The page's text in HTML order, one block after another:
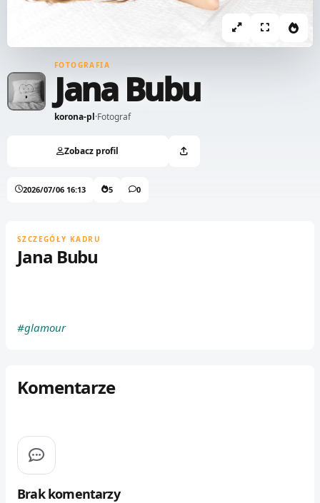
FOTOGRAFIA
Jana Bubu
korona-pl·Fotograf
Zobacz profil
2026/07/06 16:13 5 0
SZCZEGÓŁY KADRU
Jana Bubu
#glamour
Komentarze
Brak komentarzy